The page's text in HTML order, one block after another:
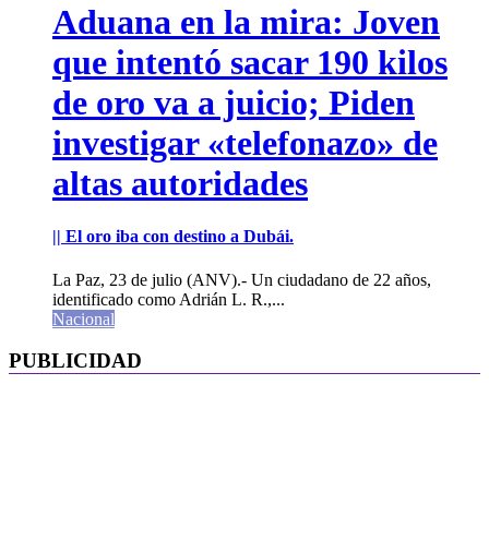
Aduana en la mira: Joven
que intentó sacar 190 kilos
de oro va a juicio; Piden
investigar «telefonazo» de
altas autoridades
|| El oro iba con destino a Dubái.
La Paz, 23 de julio (ANV).- Un ciudadano de 22 años,
identificado como Adrián L. R.,...
Nacional
PUBLICIDAD